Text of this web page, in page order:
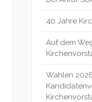
40 Jahre
Auf dem
Wahlen